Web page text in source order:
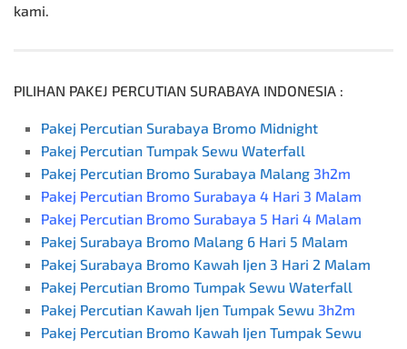
kami.
PILIHAN PAKEJ PERCUTIAN SURABAYA INDONESIA :
Pakej Percutian Surabaya Bromo Midnight
Pakej Percutian Tumpak Sewu Waterfall
Pakej Percutian Bromo Surabaya Malang 3h2m
Pakej Percutian Bromo Surabaya 4 Hari 3 Malam
Pakej Percutian Bromo Surabaya 5 Hari 4 Malam
Pakej Surabaya Bromo Malang 6 Hari 5 Malam
Pakej Surabaya Bromo Kawah Ijen 3 Hari 2 Malam
Pakej Percutian Bromo Tumpak Sewu Waterfall
Pakej Percutian Kawah Ijen Tumpak Sewu 3h2m
Pakej Percutian Bromo Kawah Ijen Tumpak Sewu